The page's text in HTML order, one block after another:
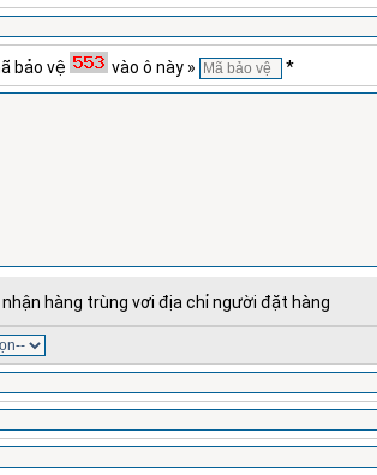
bảo vệ vào ô này » *
hàng trùng vơi địa chỉ người đặt hàng